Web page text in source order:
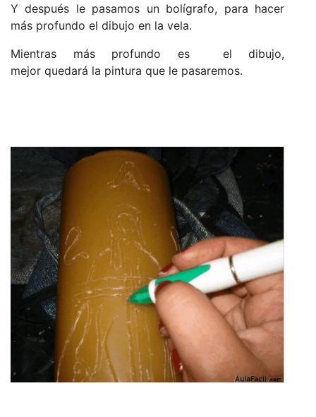
Y después le pasamos un bolígrafo, para hacer
más profundo el dibujo en la vela.
Mientras más profundo es el dibujo,
mejor quedará la pintura que le pasaremos.